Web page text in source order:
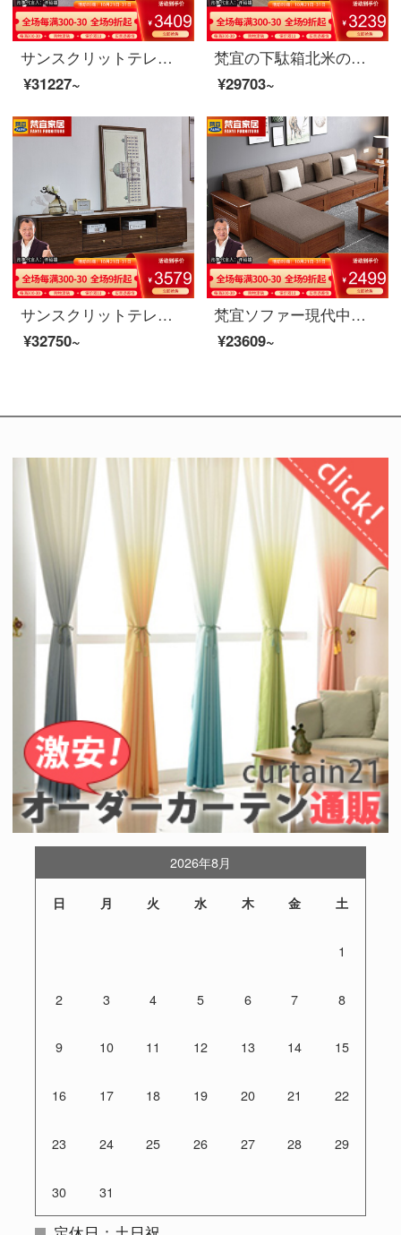
サンスクリットテレビキャビネット北米のブラック胡桃の木の実木テレビキャビネットアメリカのテレビキャビネットのリビングキャビネットのキャビネットの映画とテレビのキャビネット北米の黒い胡桃の木のテレビキャビネット8 K 03
¥31227~
梵宜の下駄箱北米の黒胡桃の木の実木の下駄箱の2つのドアは引き出しを持って引き戸の下駄箱を押して扉の中に入る下駄箱の中に物を保管して箱アメリカ式客間の逸品の家具の下駄箱の8 M 01〓〓〓〓〓〓〓の下駄箱の北米の黒胡桃の木
¥29703~
サンスクリットテレビキャビネット北米の黒いクルミの木の実木のテレビの箱の2.0メートルのアメリカ式のテレビキャビネットの客間の戸棚の映画とテレビの箱の暗いクルミの色のテレビの箱の8 K 01〓テレビの箱北米の暗いクルミの木
¥32750~
梵宜ソファー現代中国式の実木ソファーの貴妃が角を曲がってベッドを引き延ばします。冬夏の両用のロッカールームの角を曲がっている布芸のソファー。
¥23609~
2026年8月
日 月 火 水 木 金 土
1
2 3 4 5 6 7 8
9 10 11 12 13 14 15
16 17 18 19 20 21 22
23 24 25 26 27 28 29
30 31